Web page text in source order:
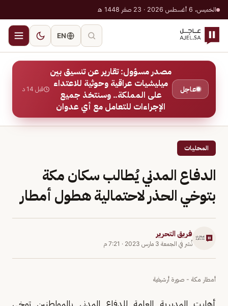
الخميس، 6 أغسطس 2026 · 23 صفر 1448 هـ
EN
عاجل
مصدر مسؤول: تقارير عن تنسيق بين
ميليشيات عراقية وحوثية للاعتداء
على المملكة.. وسنتخذ جميع
الإجراءات للتعامل مع أي عدوان
قبل 14 د
المحليات
الدفاع المدني يُطالب سكان مكة
بتوخي الحذر لاحتمالية هطول أمطار
فريق التحرير
نُشر في الجمعة 3 مارس 2023 · 7:21 م
أمطار مكة - صورة أرشيفية
أهابت المديرية العامة للدفاع المدني بالمواطنين توخي